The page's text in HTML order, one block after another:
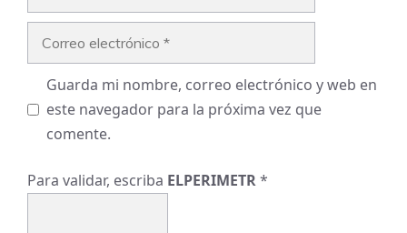
Guarda mi nombre, correo electrónico y web en
este navegador para la próxima vez que
comente.
Para validar, escriba ELPERIMETR*